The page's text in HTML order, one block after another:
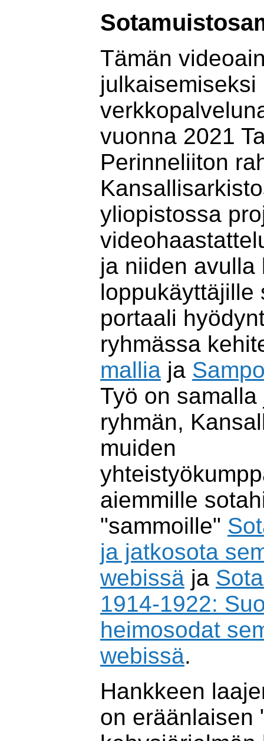
Tämän
julkaisemiseksi
vuonna 2021
Perinneliiton
yliopistossa
ja niiden avulla
loppukäyttäjille
portaali
ryhmässa
mallia ja
Työ on
ryhmän,
muiden
aiemmille
"sammoille"
ja jatkosota
webissä ja
1914-1922:
heimosodat
webissä.
Hankkeen
on eräänlaisen